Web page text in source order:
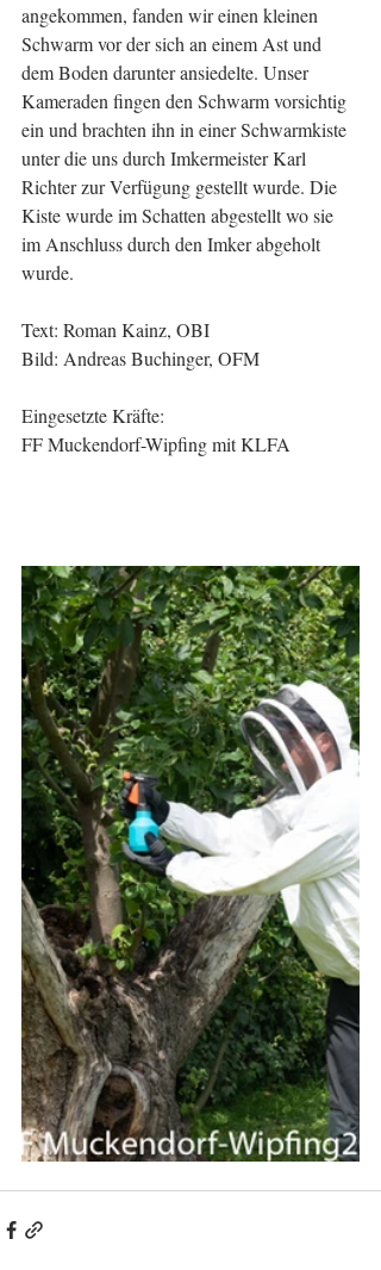
angekommen, fanden wir einen kleinen
Schwarm vor der sich an einem Ast und
dem Boden darunter ansiedelte. Unser
Kameraden fingen den Schwarm vorsichtig
ein und brachten ihn in einer Schwarmkiste
unter die uns durch Imkermeister Karl
Richter zur Verfügung gestellt wurde. Die
Kiste wurde im Schatten abgestellt wo sie
im Anschluss durch den Imker abgeholt
wurde.
Text: Roman Kainz, OBI
Bild: Andreas Buchinger, OFM
Eingesetzte Kräfte:
FF Muckendorf-Wipfing mit KLFA